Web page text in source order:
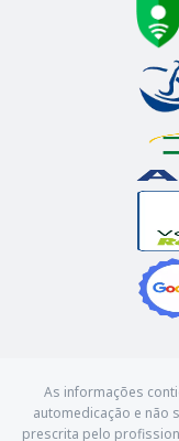
As informações
automedicação e não
prescrita pelo